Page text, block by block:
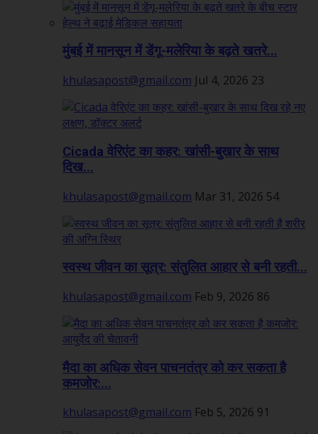
मुंबई में मानसून में डेंगू-मलेरिया के बढ़ते खतरे...
khulasapost@gmail.com Jul 4, 2026 23
Cicada वेरिएंट का कहर: खांसी-बुखार के साथ
दिख...
khulasapost@gmail.com Mar 31, 2026 54
स्वस्थ जीवन का सूत्र: संतुलित आहार से बनी रहती...
khulasapost@gmail.com Feb 9, 2026 86
मैदा का अधिक सेवन पाचनतंत्र को कर सकता है
कमजोर:...
khulasapost@gmail.com Feb 5, 2026 91